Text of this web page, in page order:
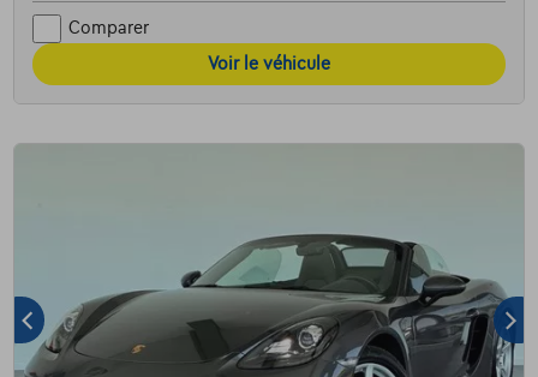
Comparer
Voir le véhicule